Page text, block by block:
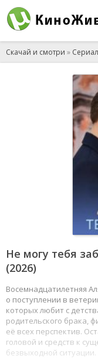
Скачай и смотри »
Не могу тебя
(2026)
Восемнадцатилетняя
о поступлении в
которых любит с
родительского брака,
её всех перспектив.
головой и средств к
безвыходной